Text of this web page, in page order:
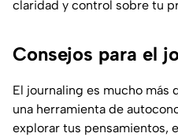
claridad y control sobre tu
Consejos para el
El journaling es mucho más
una herramienta de
explorar tus pensamientos,